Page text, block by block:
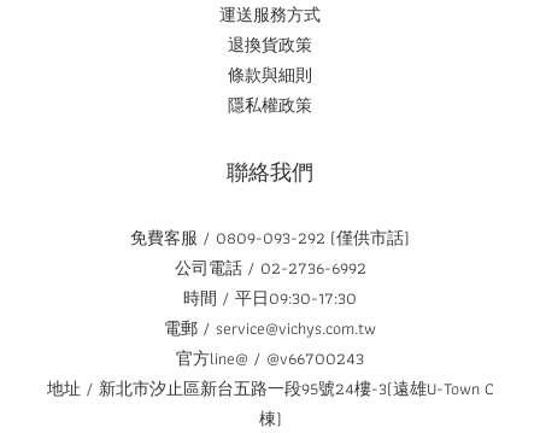
運送服務方式
退換貨政策
條款與細則
隱私權政策
聯絡我們
免費客服 / 0809-093-292 (僅供市話)
公司電話 / 02-2736-6992
時間 / 平日09:30-17:30
電郵 / service@vichys.com.tw
官方line@ / @v66700243
地址 / 新北市汐止區新台五路一段95號24樓-3(遠雄U-Town C
棟)